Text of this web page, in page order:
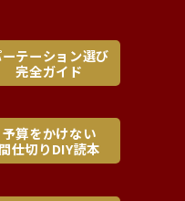
テーション選び
完全ガイド
予算をかけない
間仕切りDIY読本